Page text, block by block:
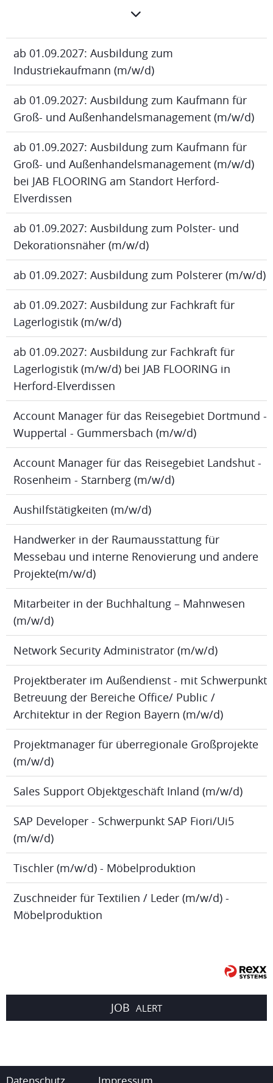
ab 01.09.2027: Ausbildung zum
Industriekaufmann (m/w/d)
ab 01.09.2027: Ausbildung zum Kaufmann für
Groß- und Außenhandelsmanagement (m/w/d)
ab 01.09.2027: Ausbildung zum Kaufmann für
Groß- und Außenhandelsmanagement (m/w/d)
bei JAB FLOORING am Standort Herford-
Elverdissen
ab 01.09.2027: Ausbildung zum Polster- und
Dekorationsnäher (m/w/d)
ab 01.09.2027: Ausbildung zum Polsterer (m/w/d)
ab 01.09.2027: Ausbildung zur Fachkraft für
Lagerlogistik (m/w/d)
ab 01.09.2027: Ausbildung zur Fachkraft für
Lagerlogistik (m/w/d) bei JAB FLOORING in
Herford-Elverdissen
Account Manager für das Reisegebiet Dortmund -
Wuppertal - Gummersbach (m/w/d)
Account Manager für das Reisegebiet Landshut -
Rosenheim - Starnberg (m/w/d)
Aushilfstätigkeiten (m/w/d)
Handwerker in der Raumausstattung für
Messebau und interne Renovierung und andere
Projekte(m/w/d)
Mitarbeiter in der Buchhaltung – Mahnwesen
(m/w/d)
Network Security Administrator (m/w/d)
Projektberater im Außendienst - mit Schwerpunkt
Betreuung der Bereiche Office/ Public /
Architektur in der Region Bayern (m/w/d)
Projektmanager für überregionale Großprojekte
(m/w/d)
Sales Support Objektgeschäft Inland (m/w/d)
SAP Developer - Schwerpunkt SAP Fiori/Ui5
(m/w/d)
Tischler (m/w/d) - Möbelproduktion
Zuschneider für Textilien / Leder (m/w/d) -
Möbelproduktion
JOB ALERT